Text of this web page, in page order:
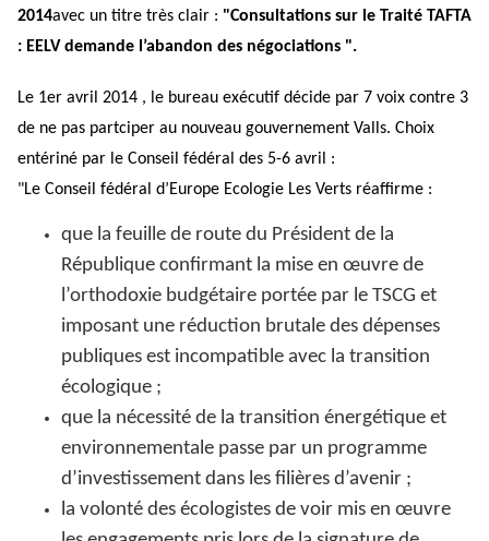
2014avec un titre très clair : "Consultations sur le Traité TAFTA
: EELV demande l’abandon des négociations ".
Le 1er avril 2014 , le bureau exécutif décide par 7 voix contre 3
de ne pas partciper au nouveau gouvernement Valls. Choix
entériné par le Conseil fédéral des 5-6 avril :
"Le Conseil fédéral d’Europe Ecologie Les Verts réaffirme :
que la feuille de route du Président de la
République confirmant la mise en œuvre de
l’orthodoxie budgétaire portée par le TSCG et
imposant une réduction brutale des dépenses
publiques est incompatible avec la transition
écologique ;
que la nécessité de la transition énergétique et
environnementale passe par un programme
d’investissement dans les filières d’avenir ;
la volonté des écologistes de voir mis en œuvre